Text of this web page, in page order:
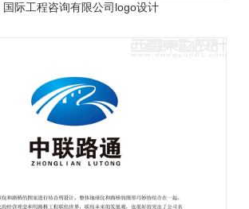
际工程咨询有限公司 logo设计